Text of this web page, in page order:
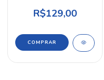
R$129,00